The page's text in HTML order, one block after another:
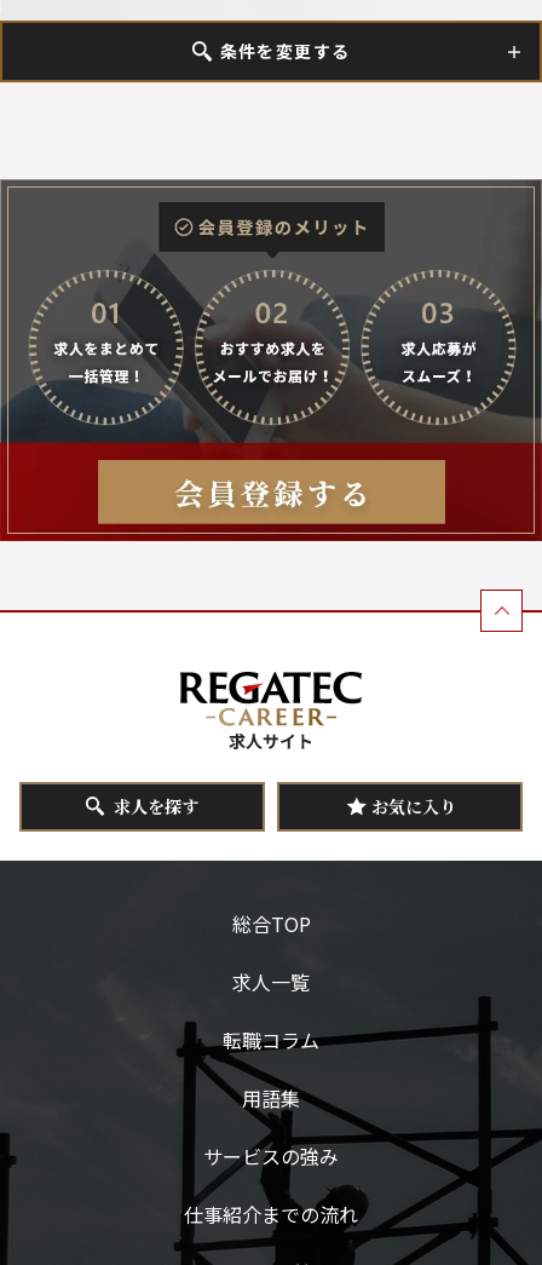
条件を変更する
求人を探す お気に入り
総合TOP
求人一覧
転職コラム
用語集
サービスの強み
仕事紹介までの流れ